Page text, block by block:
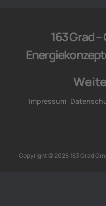
163 Grad
Impressum
Copyright © 2026 163 Grad